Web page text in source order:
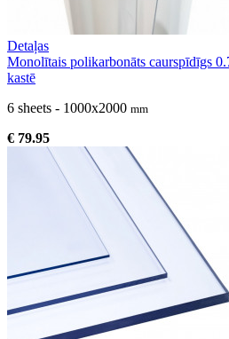
Detaļas
Monolītais polikarbonāts caurspīdīgs
kastē
6 sheets - 1000x2000 mm
€ 79.95